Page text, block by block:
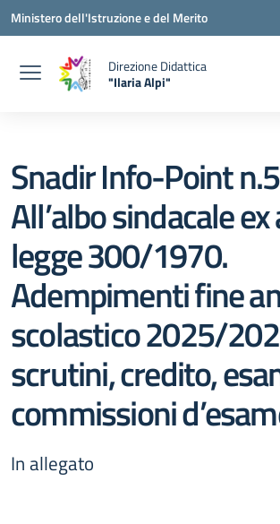
Vai ai contenuti
Vai al menu di navigazione
Vai al footer
Ministero dell'Istruzione e del Merito
Direzione Didattica
"Ilaria Alpi"
Snadir Info-Point
All’albo sindacale
legge 300/1970.
Adempimenti fine
scolastico 2025/
scrutini, credito,
commissioni
In allegato